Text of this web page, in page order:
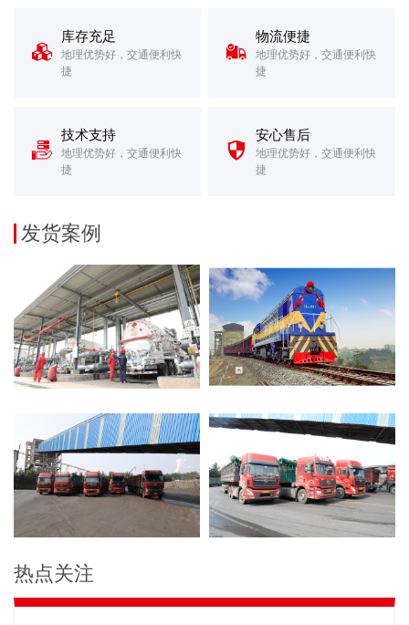

库存充足
地理优势好，交通便利快
捷

物流便捷
地理优势好，交通便利快
捷

技术支持
地理优势好，交通便利快
捷

安心售后
地理优势好，交通便利快
捷
发货案例
热点关注